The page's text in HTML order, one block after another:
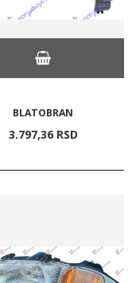
BLATOBRAN
3.797,36 RSD